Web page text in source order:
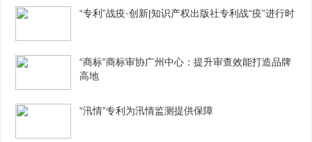
“专利”战疫·创新|知识产权出版社专利战“疫”进行时
“商标”商标审协广州中心：提升审查效能打造品牌
高地
“汛情”专利为汛情监测提供保障